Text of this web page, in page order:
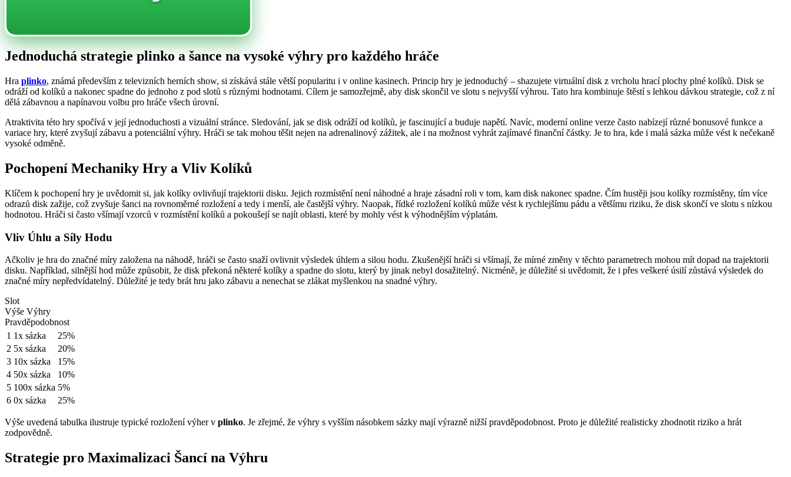
Jednoduchá strategie plinko a šance na vysoké výhry pro každého hráče
Hra plinko, známá především z televizních herních show, si získává stále větší popularitu i v online kasinech. Princip hry je jednoduchý – shazujete virtuální disk z vrcholu hrací plochy plné kolíků. Disk se
odráží od kolíků a nakonec spadne do jednoho z pod slotů s různými hodnotami. Cílem je samozřejmě, aby disk skončil ve slotu s nejvyšší výhrou. Tato hra kombinuje štěstí s lehkou dávkou strategie, což z ní
dělá zábavnou a napínavou volbu pro hráče všech úrovní.
Atraktivita této hry spočívá v její jednoduchosti a vizuální stránce. Sledování, jak se disk odráží od kolíků, je fascinující a buduje napětí. Navíc, moderní online verze často nabízejí různé bonusové funkce a
variace hry, které zvyšují zábavu a potenciální výhry. Hráči se tak mohou těšit nejen na adrenalinový zážitek, ale i na možnost vyhrát zajímavé finanční částky. Je to hra, kde i malá sázka může vést k nečekaně
vysoké odměně.
Pochopení Mechaniky Hry a Vliv Kolíků
Klíčem k pochopení hry je uvědomit si, jak kolíky ovlivňují trajektorii disku. Jejich rozmístění není náhodné a hraje zásadní roli v tom, kam disk nakonec spadne. Čím hustěji jsou kolíky rozmístěny, tím více
odrazů disk zažije, což zvyšuje šanci na rovnoměrné rozložení a tedy i menší, ale častější výhry. Naopak, řídké rozložení kolíků může vést k rychlejšímu pádu a většímu riziku, že disk skončí ve slotu s nízkou
hodnotou. Hráči si často všímají vzorců v rozmístění kolíků a pokoušejí se najít oblasti, které by mohly vést k výhodnějším výplatám.
Vliv Úhlu a Síly Hodu
Ačkoliv je hra do značné míry založena na náhodě, hráči se často snaží ovlivnit výsledek úhlem a silou hodu. Zkušenější hráči si všímají, že mírné změny v těchto parametrech mohou mít dopad na trajektorii
disku. Například, silnější hod může způsobit, že disk překoná některé kolíky a spadne do slotu, který by jinak nebyl dosažitelný. Nicméně, je důležité si uvědomit, že i přes veškeré úsilí zůstává výsledek do
značné míry nepředvídatelný. Důležité je tedy brát hru jako zábavu a nenechat se zlákat myšlenkou na snadné výhry.
Slot
Výše Výhry
Pravděpodobnost
1 1x sázka
25%
2 5x sázka
20%
3 10x sázka
15%
4 50x sázka
10%
5 100x sázka 5%
6 0x sázka 25%
Výše uvedená tabulka ilustruje typické rozložení výher v plinko. Je zřejmé, že výhry s vyšším násobkem sázky mají výrazně nižší pravděpodobnost. Proto je důležité realisticky zhodnotit riziko a hrát
zodpovědně.
Strategie pro Maximalizaci Šancí na Výhru